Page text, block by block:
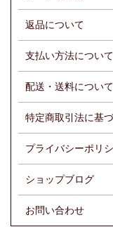
返品について
支払い方法について
配送・送料について
特定商取引法に基
プライバシーポリ
ショップブログ
お問い合わせ